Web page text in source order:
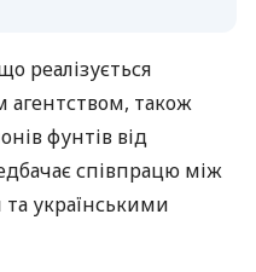
реалізується
агентством, також
фунтів від
співпрацю між
українськими